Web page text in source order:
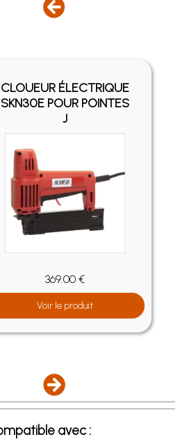
CLOUEUR ÉLECTRIQUE
SKN30E POUR POINTES
J
369.00 €
Voir le produit
avec :